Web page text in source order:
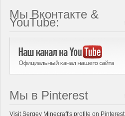
Мы Вконтакте &
YouTube:
Мы в Pinterest
Visit Sergey Minecraft's profile on Pinterest.